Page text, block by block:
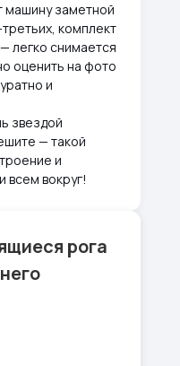
машину заметной
комплект
легко снимается
оценить на фото
и
звездой
— такой
и
всем вокруг!
рога